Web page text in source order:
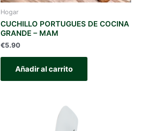
Hogar
CUCHILLO PORTUGUES DE COCINA
GRANDE – MAM
€5.90
Añadir al carrito